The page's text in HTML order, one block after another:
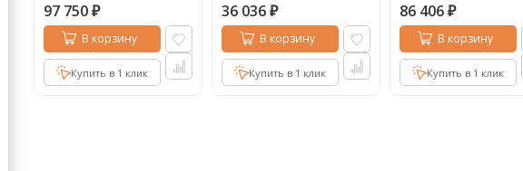
Кофе для вендинга
Кофе сублимированный
97 750 ₽
В корзину
Купить в 1 клик
36 036 ₽
В корзину
Купить в 1 клик
86 406 ₽
В корзину
Купить в 1 клик